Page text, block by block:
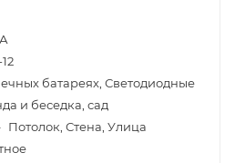
батареях, Светодиодные
и беседка, сад
Потолок, Стена, Улица